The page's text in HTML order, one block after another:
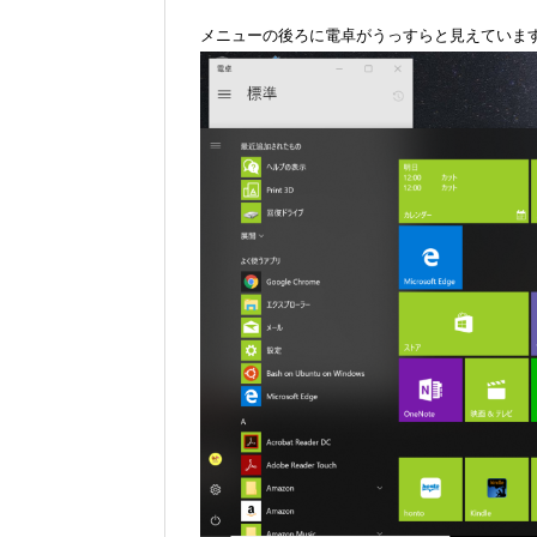
メニューの後ろに電卓がうっすらと見えていま